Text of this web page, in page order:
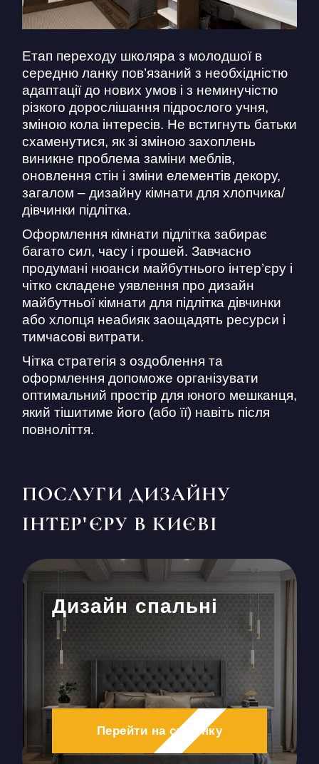
Етап переходу школяра з молодшої в
середню ланку пов’язаний з необхідністю
адаптації до нових умов і з неминучістю
різкого дорослішання підрослого учня,
зміною кола інтересів. Не встигнуть батьки
схаменутися, як зі зміною захоплень
виникне проблема заміни меблів,
оновлення стін і зміни елементів декору,
загалом – дизайну кімнати для хлопчика/
дівчинки підлітка.
Оформлення кімнати підлітка забирає
багато сил, часу і грошей. Завчасно
продумані нюанси майбутнього інтер’єру і
чітко складене уявлення про дизайн
майбутньої кімнати для підлітка дівчинки
або хлопця неабияк заощадять ресурси і
тимчасові витрати.
Чітка стратегія з оздоблення та
оформлення допоможе організувати
оптимальний простір для юного мешканця,
який тішитиме його (або її) навіть після
повноліття.
ПОСЛУГИ ДИЗАЙНУ
ІНТЕР'ЄРУ В КИЄВІ
Дизайн спальні
Перейти на сторінку